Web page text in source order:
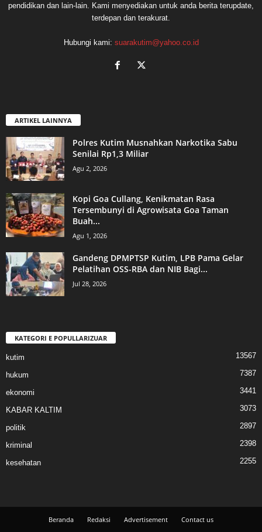
pendidikan dan lain-lain. Kami menyediakan untuk anda berita terupdate,
terdepan dan terakurat.
Hubungi kami: suarakutim@yahoo.co.id
ARTIKEL LAINNYA
Polres Kutim Musnahkan Narkotika Sabu
Senilai Rp1,3 Miliar
Agu 2, 2026
Kopi Goa Cullang, Kenikmatan Rasa
Tersembunyi di Agrowisata Goa Taman
Buah...
Agu 1, 2026
Gandeng DPMPTSP Kutim, LPB Pama Gelar
Pelatihan OSS-RBA dan NIB Bagi...
Jul 28, 2026
KATEGORI E POPULLARIZUAR
kutim 13567
hukum 7387
ekonomi 3441
KABAR KALTIM 3073
politik 2897
kriminal 2398
kesehatan 2255
Beranda Redaksi Advertisement Contact us